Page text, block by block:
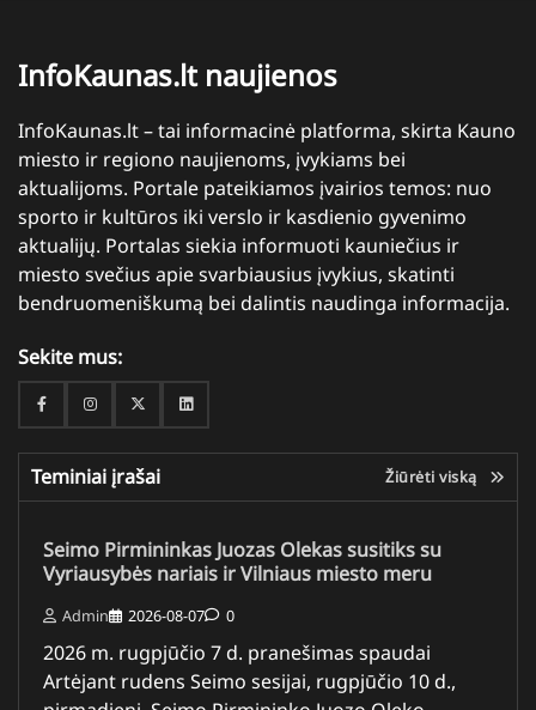
InfoKaunas.lt naujienos
InfoKaunas.lt – tai informacinė platforma, skirta Kauno
miesto ir regiono naujienoms, įvykiams bei
aktualijoms. Portale pateikiamos įvairios temos: nuo
sporto ir kultūros iki verslo ir kasdienio gyvenimo
aktualijų. Portalas siekia informuoti kauniečius ir
miesto svečius apie svarbiausius įvykius, skatinti
bendruomeniškumą bei dalintis naudinga informacija.
Sekite mus:
FacebookInstagramTwitterLinkedin
Teminiai įrašai Žiūrėti viską
Seimo Pirmininkas Juozas Olekas susitiks su
Vyriausybės nariais ir Vilniaus miesto meru
Admin 2026-08-07 0
2026 m. rugpjūčio 7 d. pranešimas spaudai
Artėjant rudens Seimo sesijai, rugpjūčio 10 d.,